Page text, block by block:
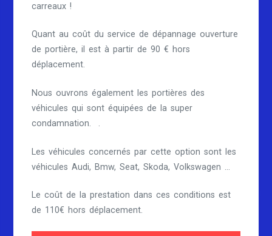
carreaux !
Quant au coût du service de dépannage ouverture
de portière, il est à partir de 90 € hors
déplacement.
Nous ouvrons également les portières des
véhicules qui sont équipées de la super
condamnation. .
Les véhicules concernés par cette option sont les
véhicules Audi, Bmw, Seat, Skoda, Volkswagen …
Le coût de la prestation dans ces conditions est
de 110€ hors déplacement.